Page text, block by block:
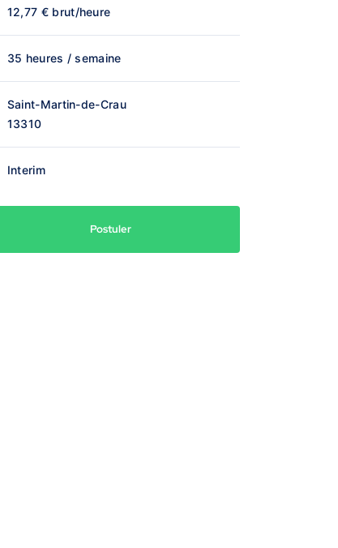
12,77 € brut/heure
35 heures / semaine
Saint-Martin-de-Crau
13310
Interim
Postuler